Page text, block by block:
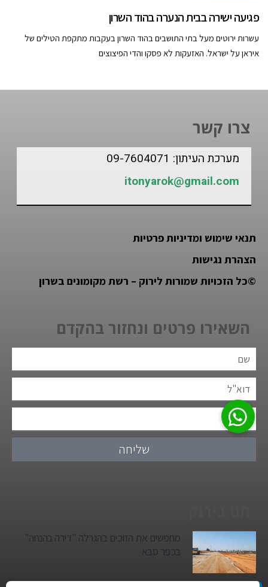
פגיעה ישירה בבית הנערה בהוד השרון
עשרות ירוטים מעל בתי התושבים בהוד השרון בעקבות מתקפת הטילים של
איראן על ישראל. האזעקות לא פסקו והדי הפיצוצים
צרו קשר
מערכת העיתון: 09-7604071
itonyarok@gmail.com
תנאי שימוש ומדיניות פרטיות
הצהרת נגישות
©כל הזכויות שמורות לירוק – רשת מקומונים בשרון
השאירו פרטים ונחזור בהקדם
שליחה
מחפשים את הזוכים בהגרלה "דירה בהנחה"
בכפר סבא